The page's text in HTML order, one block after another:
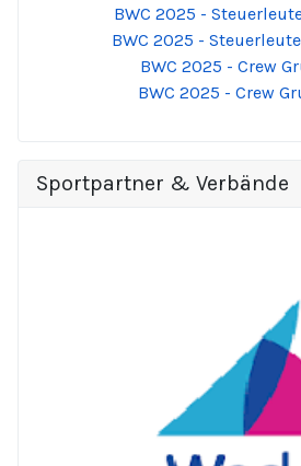
BWC 2025 -
BWC 2025 -
BWC 2025 - Crew
BWC 2025 - Crew
Sportpartner & Verbände